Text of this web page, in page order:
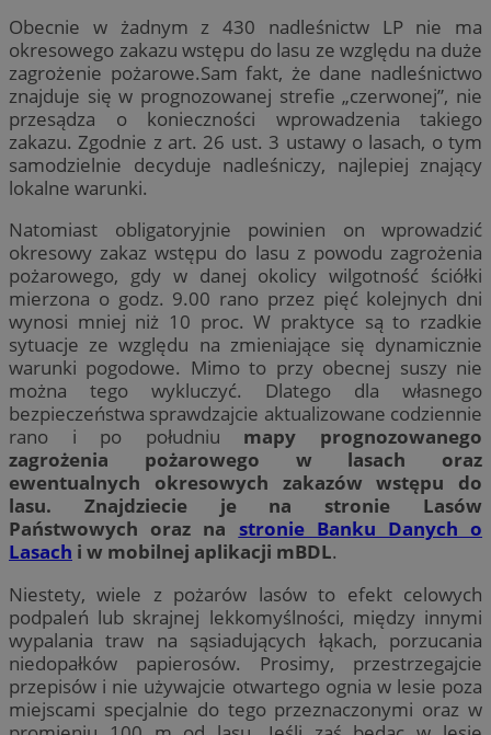
Obecnie w żadnym z 430 nadleśnictw LP nie ma
okresowego zakazu wstępu do lasu ze względu na duże
zagrożenie pożarowe.Sam fakt, że dane nadleśnictwo
znajduje się w prognozowanej strefie „czerwonej”, nie
przesądza o konieczności wprowadzenia takiego
zakazu. Zgodnie z art. 26 ust. 3 ustawy o lasach, o tym
samodzielnie decyduje nadleśniczy, najlepiej znający
lokalne warunki.
Natomiast obligatoryjnie powinien on wprowadzić
okresowy zakaz wstępu do lasu z powodu zagrożenia
pożarowego, gdy w danej okolicy wilgotność ściółki
mierzona o godz. 9.00 rano przez pięć kolejnych dni
wynosi mniej niż 10 proc. W praktyce są to rzadkie
sytuacje ze względu na zmieniające się dynamicznie
warunki pogodowe. Mimo to przy obecnej suszy nie
można tego wykluczyć. Dlatego dla własnego
bezpieczeństwa sprawdzajcie aktualizowane codziennie
rano i po południu mapy prognozowanego
zagrożenia pożarowego w lasach oraz
ewentualnych okresowych zakazów wstępu do
lasu. Znajdziecie je na stronie
Lasów
Państwowych oraz na stronie Banku Danych o
Lasach i w mobilnej aplikacji mBDL.
Niestety, wiele z pożarów lasów to efekt celowych
podpaleń lub skrajnej lekkomyślności, między innymi
wypalania traw na sąsiadujących łąkach, porzucania
niedopałków papierosów. Prosimy, przestrzegajcie
przepisów i nie używajcie otwartego ognia w lesie poza
miejscami specjalnie do tego przeznaczonymi oraz w